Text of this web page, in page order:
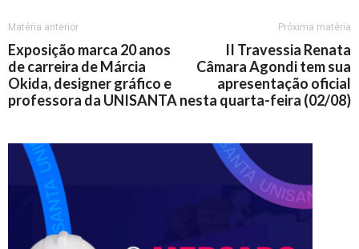
Matéria anterior
Exposição marca 20 anos
de carreira de Márcia
Okida, designer gráfico e
professora da UNISANTA
Próxima matéria
II Travessia Renata
Câmara Agondi tem sua
apresentação oficial
nesta quarta-feira (02/08)